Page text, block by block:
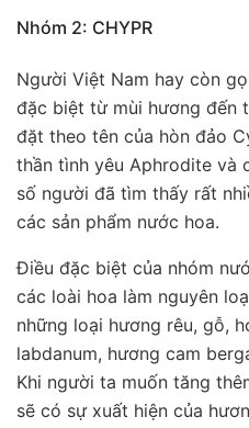
Nhóm 2: CHYPR
Người Việt Nam hay còn
đặc biệt từ mùi hương đến
đặt theo tên của hòn đảo
thần tình yêu Aphrodite và
số người đã tìm thấy rất
các sản phẩm nước hoa.
Điều đặc biệt của nhóm
các loài hoa làm nguyên
những loại hương rêu, gỗ,
labdanum, hương cam
Khi người ta muốn tăng
sẽ có sự xuất hiện của